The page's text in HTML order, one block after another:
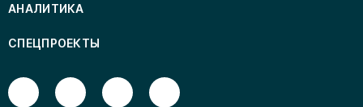
АНАЛИТИКА
СПЕЦПРОЕКТЫ